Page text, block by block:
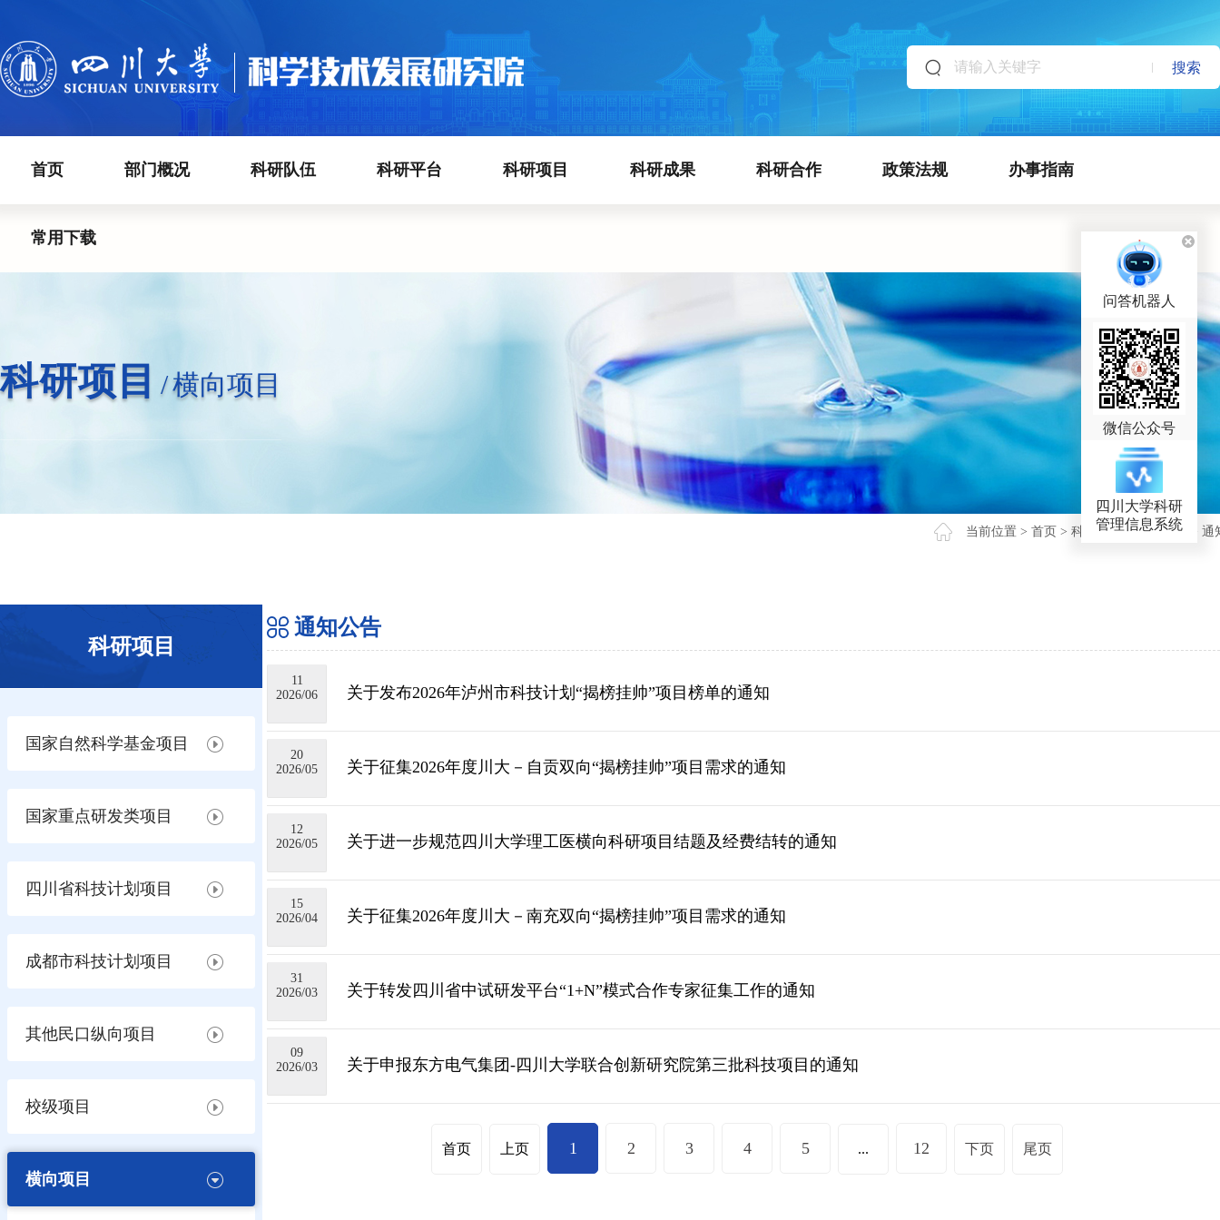
搜索
首页 部门概况 科研队伍 科研平台 科研项目 科研成果 科研合作 政策法规 办事指南
常用下载
科研项目 /横向项目
当前位置 > 首页 > 科研项目>横向项目 通
科研项目
国家自然科学基金项目
国家重点研发类项目
四川省科技计划项目
成都市科技计划项目
其他民口纵向项目
校级项目
横向项目
通知公告
11
2026/06
​关于发布2026年泸州市科技计划“揭榜挂帅”项目榜单的通知
20
2026/05
关于征集2026年度川大－自贡双向“揭榜挂帅”项目需求的通知
12
2026/05
关于进一步规范四川大学理工医横向科研项目结题及经费结转的通知
15
2026/04
关于征集2026年度川大－南充双向“揭榜挂帅”项目需求的通知
31
2026/03
关于转发四川省中试研发平台“1+N”模式合作专家征集工作的通知
09
2026/03
关于申报东方电气集团-四川大学联合创新研究院第三批科技项目的通知
首页 上页 1 2 3 4 5 ... 12 下页 尾页
问答机器人
微信公众号
四川大学科研
管理信息系统